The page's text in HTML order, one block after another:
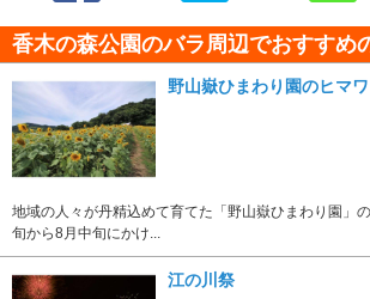
香木の森公園のバラ周辺でおすすめ
野山嶽ひまわり園のヒマワ
地域の人々が丹精込めて育てた「野山嶽ひまわり園」
旬から8月中旬にかけ...
江の川祭